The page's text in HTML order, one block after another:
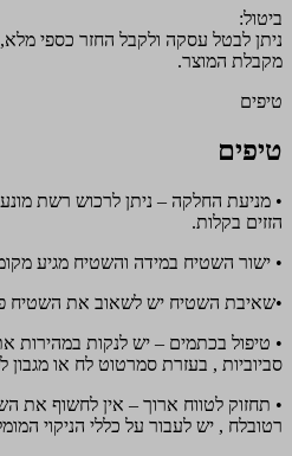
ביטול:
מקבלת המוצר.
טיפים
טיפים
• מניעת החלקה – ניתן לרכוש רשת
הזזים בקלות.
• ישור השטיח במידה והשטיח מגיע
•שאיבת השטיח יש לשאוב את השטיח
• טיפול בכתמים – יש לנקות במהירות
סביוביות , בעזרת סמרטוט לח או מגבון
• תחזוק לטווח ארוך – אין לחשוף את
רטובלח , יש לעבור על כללי הניקוי